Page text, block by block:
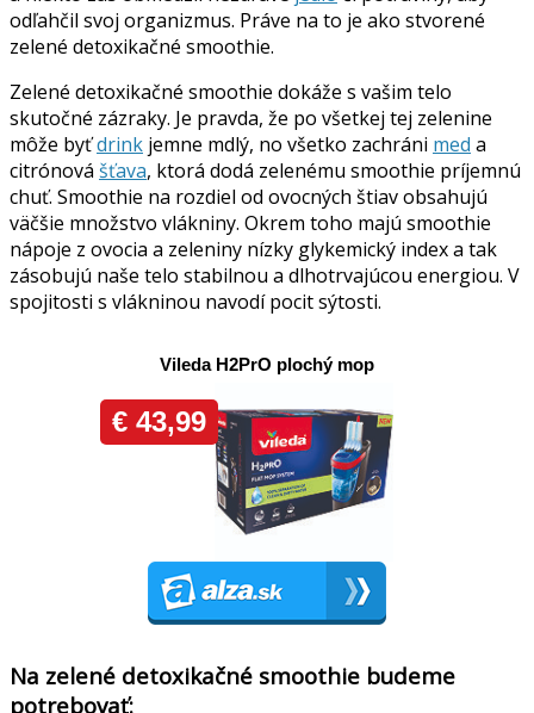
odľahčil svoj organizmus. Práve na to je ako stvorené
zelené detoxikačné smoothie.
Zelené detoxikačné smoothie dokáže s vašim telo
skutočné zázraky. Je pravda, že po všetkej tej zelenine
môže byťdrink jemne mdlý, no všetko zachráni med a
citrónová šťava, ktorá dodá zelenému smoothie príjemnú
chuť. Smoothie na rozdiel od ovocných štiav obsahujú
väčšie množstvo vlákniny. Okrem toho majú smoothie
nápoje z ovocia a zeleniny nízky glykemický index a tak
zásobujú naše telo stabilnou a dlhotrvajúcou energiou. V
spojitosti s vlákninou navodí pocit sýtosti.
Na zelené detoxikačné smoothie budeme
potrebovať: